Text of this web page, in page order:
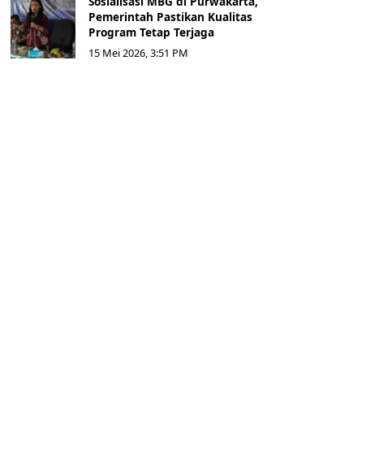
Pemerintah Pastikan Kualitas
Program Tetap Terjaga
15 Mei 2026, 3:51 PM